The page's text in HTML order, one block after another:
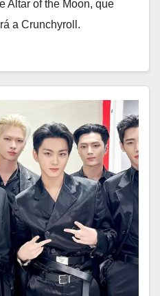
Altar of the Moon, que
a Crunchyroll.